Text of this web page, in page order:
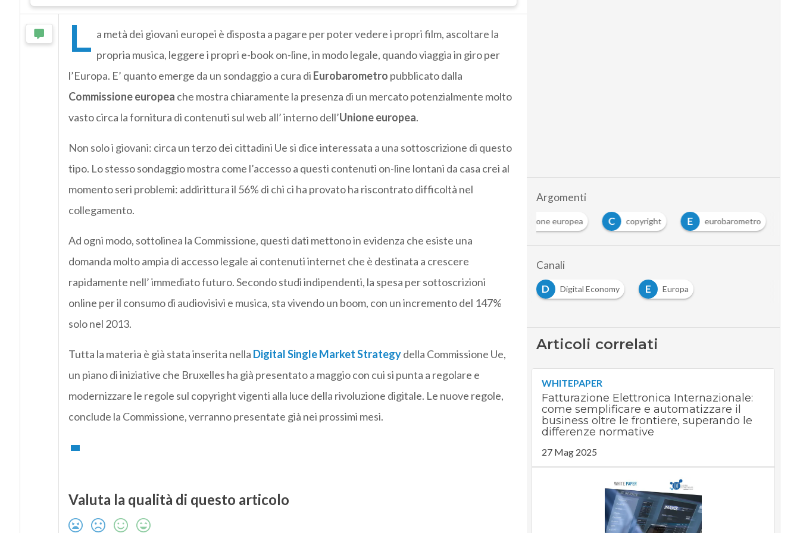
L a metà dei giovani europei è disposta a pagare per poter vedere i propri film, ascoltare la
propria musica, leggere i propri e-book on-line, in modo legale, quando viaggia in giro per
l’Europa. E’ quanto emerge da un sondaggio a cura di Eurobarometro pubblicato dalla
Commissione europea che mostra chiaramente la presenza di un mercato potenzialmente molto
vasto circa la fornitura di contenuti sul web all’ interno dell’Unione europea.
Non solo i giovani: circa un terzo dei cittadini Ue si dice interessata a una sottoscrizione di questo
tipo. Lo stesso sondaggio mostra come l’accesso a questi contenuti on-line lontani da casa crei al
momento seri problemi: addirittura il 56% di chi ci ha provato ha riscontrato difficoltà nel
collegamento.
Ad ogni modo, sottolinea la Commissione, questi dati mettono in evidenza che esiste una
domanda molto ampia di accesso legale ai contenuti internet che è destinata a crescere
rapidamente nell’ immediato futuro. Secondo studi indipendenti, la spesa per sottoscrizioni
online per il consumo di audiovisivi e musica, sta vivendo un boom, con un incremento del 147%
solo nel 2013.
Tutta la materia è già stata inserita nella Digital Single Market Strategydella Commissione Ue,
un piano di iniziative che Bruxelles ha già presentato a maggio con cui si punta a regolare e
modernizzare le regole sul copyright vigenti alla luce della rivoluzione digitale. Le nuove regole,
conclude la Commissione, verranno presentate già nei prossimi mesi.
Valuta la qualità di questo articolo
Argomenti
commissione europea C copyright E eurobarometro
Canali
D
Digital Economy E Europa
Articoli correlati
WHITEPAPER
Fatturazione Elettronica Internazionale:
come semplificare e automatizzare il
business oltre le frontiere, superando le
differenze normative
27 Mag 2025